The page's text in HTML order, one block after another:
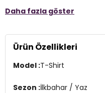
Yaka Bilgisi : Düğmeli Polo Yaka
Kalıp Bilgisi :Comfort Fit
Üretim Yeri :Mısır
Daha fazla göster
Ürün Özellikleri
Model :T-Shirt
Sezon :İlkbahar / Yaz